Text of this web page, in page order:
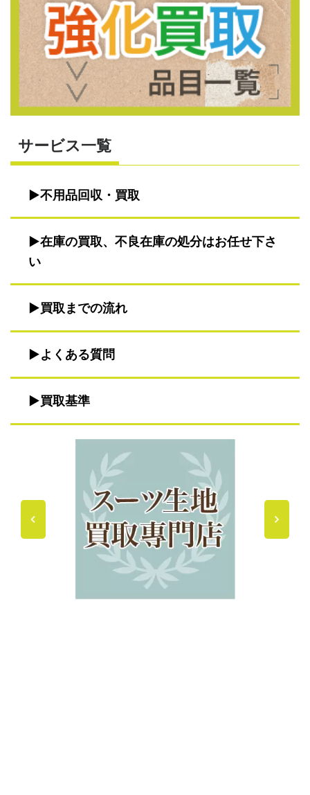
サービス一覧
不用品回収・買取
在庫の買取、不良在庫の処分はお任せ下さ
い
買取までの流れ
よくある質問
買取基準